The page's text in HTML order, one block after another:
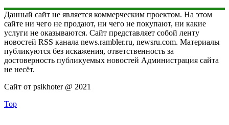
Данный сайт не является коммерческим проектом. На этом
сайте ни чего не продают, ни чего не покупают, ни какие
услуги не оказываются. Сайт представляет собой ленту
новостей RSS канала news.rambler.ru, newsru.com. Материалы
публикуются без искажения, ответственность за
достоверность публикуемых новостей Администрация сайта
не несёт.
Сайт от psikhoter @ 2021
Top